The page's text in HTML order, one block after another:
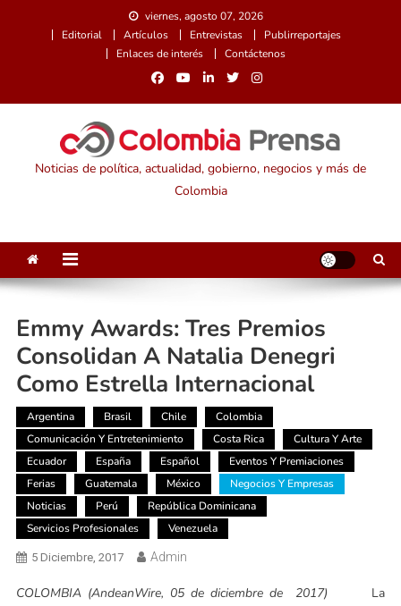
viernes, agosto 07, 2026
Editorial
Artículos Entrevistas
Publirreportajes
Enlaces de interés
Contáctenos
Noticias de política, actualidad, gobierno, negocios y más de
Colombia
Emmy Awards: Tres Premios
Consolidan A Natalia Denegri
Como Estrella Internacional
Argentina Brasil Chile
Colombia
Comunicación Y Entretenimiento
Costa Rica
Cultura Y Arte
Ecuador
España Español
Eventos Y Premiaciones
Ferias
Guatemala México
Negocios Y Empresas
Noticias
Perú
República Dominicana
Servicios Profesionales
Venezuela
5 Diciembre, 2017 Admin
COLOMBIA (AndeanWire, 05 de diciembre de 2017)
La